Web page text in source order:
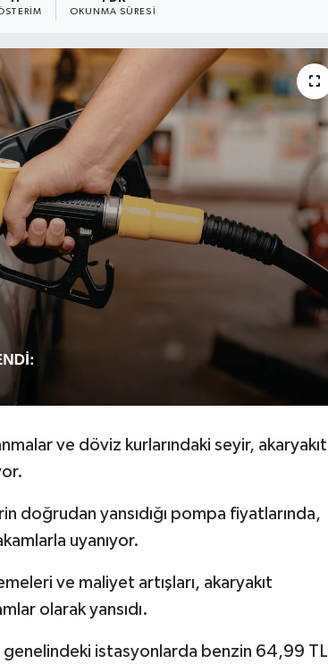
OKUNMA SÜRESI
ve döviz kurlarındaki seyir, akaryakıt
doğrudan yansıdığı pompa fiyatlarında,
uyanıyor.
ve maliyet artışları, akaryakıt
olarak yansıdı.
istasyonlarda benzin 64,99 TL